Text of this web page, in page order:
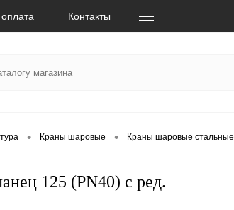
Контакты
• Краны шаровые • Краны шаровые стальные
125 (PN40) с ред.